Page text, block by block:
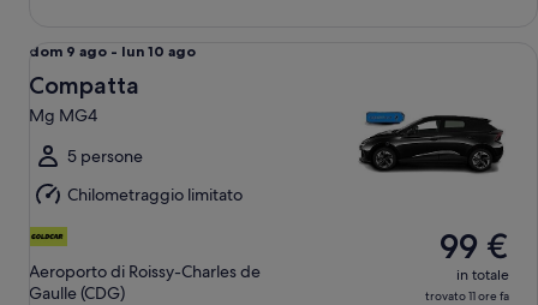
Da
dom
9
ago
lun
10
ago
dom 9 ago - lun 10 ago
Compatta
Mg MG4
5 persone
Chilometraggio limitato
Aeroporto di Roissy-Charles de
Gaulle (CDG)
99 €
in totale
trovato 11 ore fa